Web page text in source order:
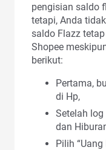
pengisian saldo
tetapi, Anda
saldo Flazz
Shopee
berikut:
Pertama,
di Hp,
Setelah log
dan
Pilih